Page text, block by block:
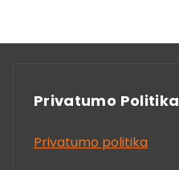
Privatumo Politika
Privatumo politika